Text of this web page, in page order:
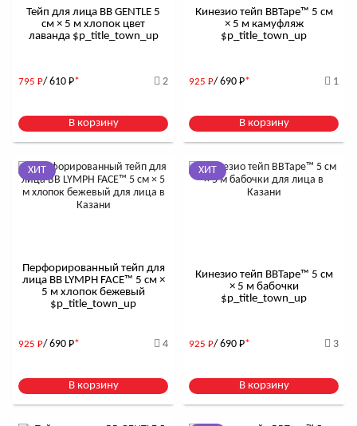
Тейп для лица BB GENTLE 5
см × 5 м хлопок цвет
лаванда $р_title_town_up
795 Р/ 610 Р* 2
В корзину
Кинезио тейп BBTape™ 5 см
× 5 м камуфляж
$р_title_town_up
925 Р/ 690 Р* 1
В корзину
ХИТ
Перфорированный тейп для
лица BB LYMPH FACE™ 5 см ×
5 м хлопок бежевый
$р_title_town_up
925 Р/ 690 Р* 4
В корзину
ХИТ
Кинезио тейп BBTape™ 5 см
× 5 м бабочки
$р_title_town_up
925 Р/ 690 Р* 3
В корзину